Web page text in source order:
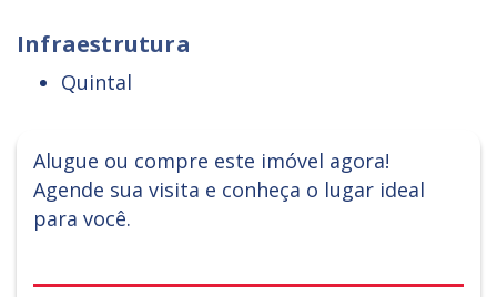
Infraestrutura
Quintal
Alugue ou compre este imóvel agora!
Agende sua visita e conheça o lugar ideal
para você.